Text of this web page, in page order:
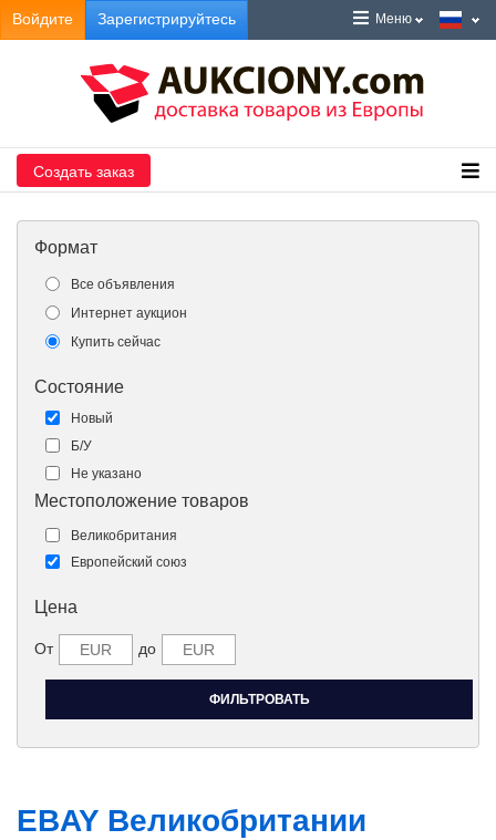
Войдите Зарегистрируйтесь Меню
Создать заказ
Формат
Все объявления
Интернет аукцион
Купить сейчас
Состояние
Новый
Б/У
Не указано
Местоположение товаров
Великобритания
Европейский союз
Цена
От до
EBAY Великобритании